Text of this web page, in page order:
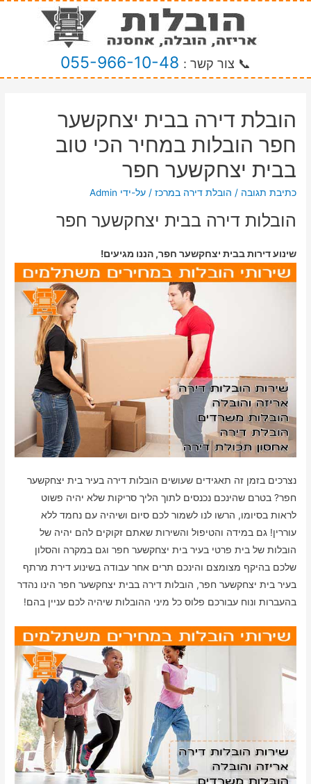
📞 צור קשר : 055-966-10-48
הובלת דירה בבית יצחקשער
חפר הובלות במחיר הכי טוב
בבית יצחקשער חפר
כתיבת תגובה / הובלת דירה במרכז / על-ידי Admin
הובלות דירה בבית יצחקשער חפר
שינוע דירות בבית יצחקשער חפר, הננו מגיעים!
נצרכים בזמן זה תאגידים שעושים הובלות דירה בעיר בית יצחקשער
חפר? בטרם שהינכם נכנסים לתוך הליך סריקות שלא יהיה פשוט
לראות בסיומו, הרשו לנו לשמור לכם סיום ושיהיה עם נחמד ללא
עוררין! גם במידה והטיפול והשירות שאתם זקוקים להם יהיה של
הובלות של בית פרטי בעיר בית יצחקשער חפר וגם במקרה והסלון
שלכם בהיקף מצומצם והינכם תרים אחר עבודה בשינוע דירת מרתף
בעיר בית יצחקשער חפר, הובלות דירה בבית יצחקשער חפר הינו נהדר
בהעברות ונוח עבורכם פלוס כל מיני ההובלות שיהיה לכם עניין בהם!